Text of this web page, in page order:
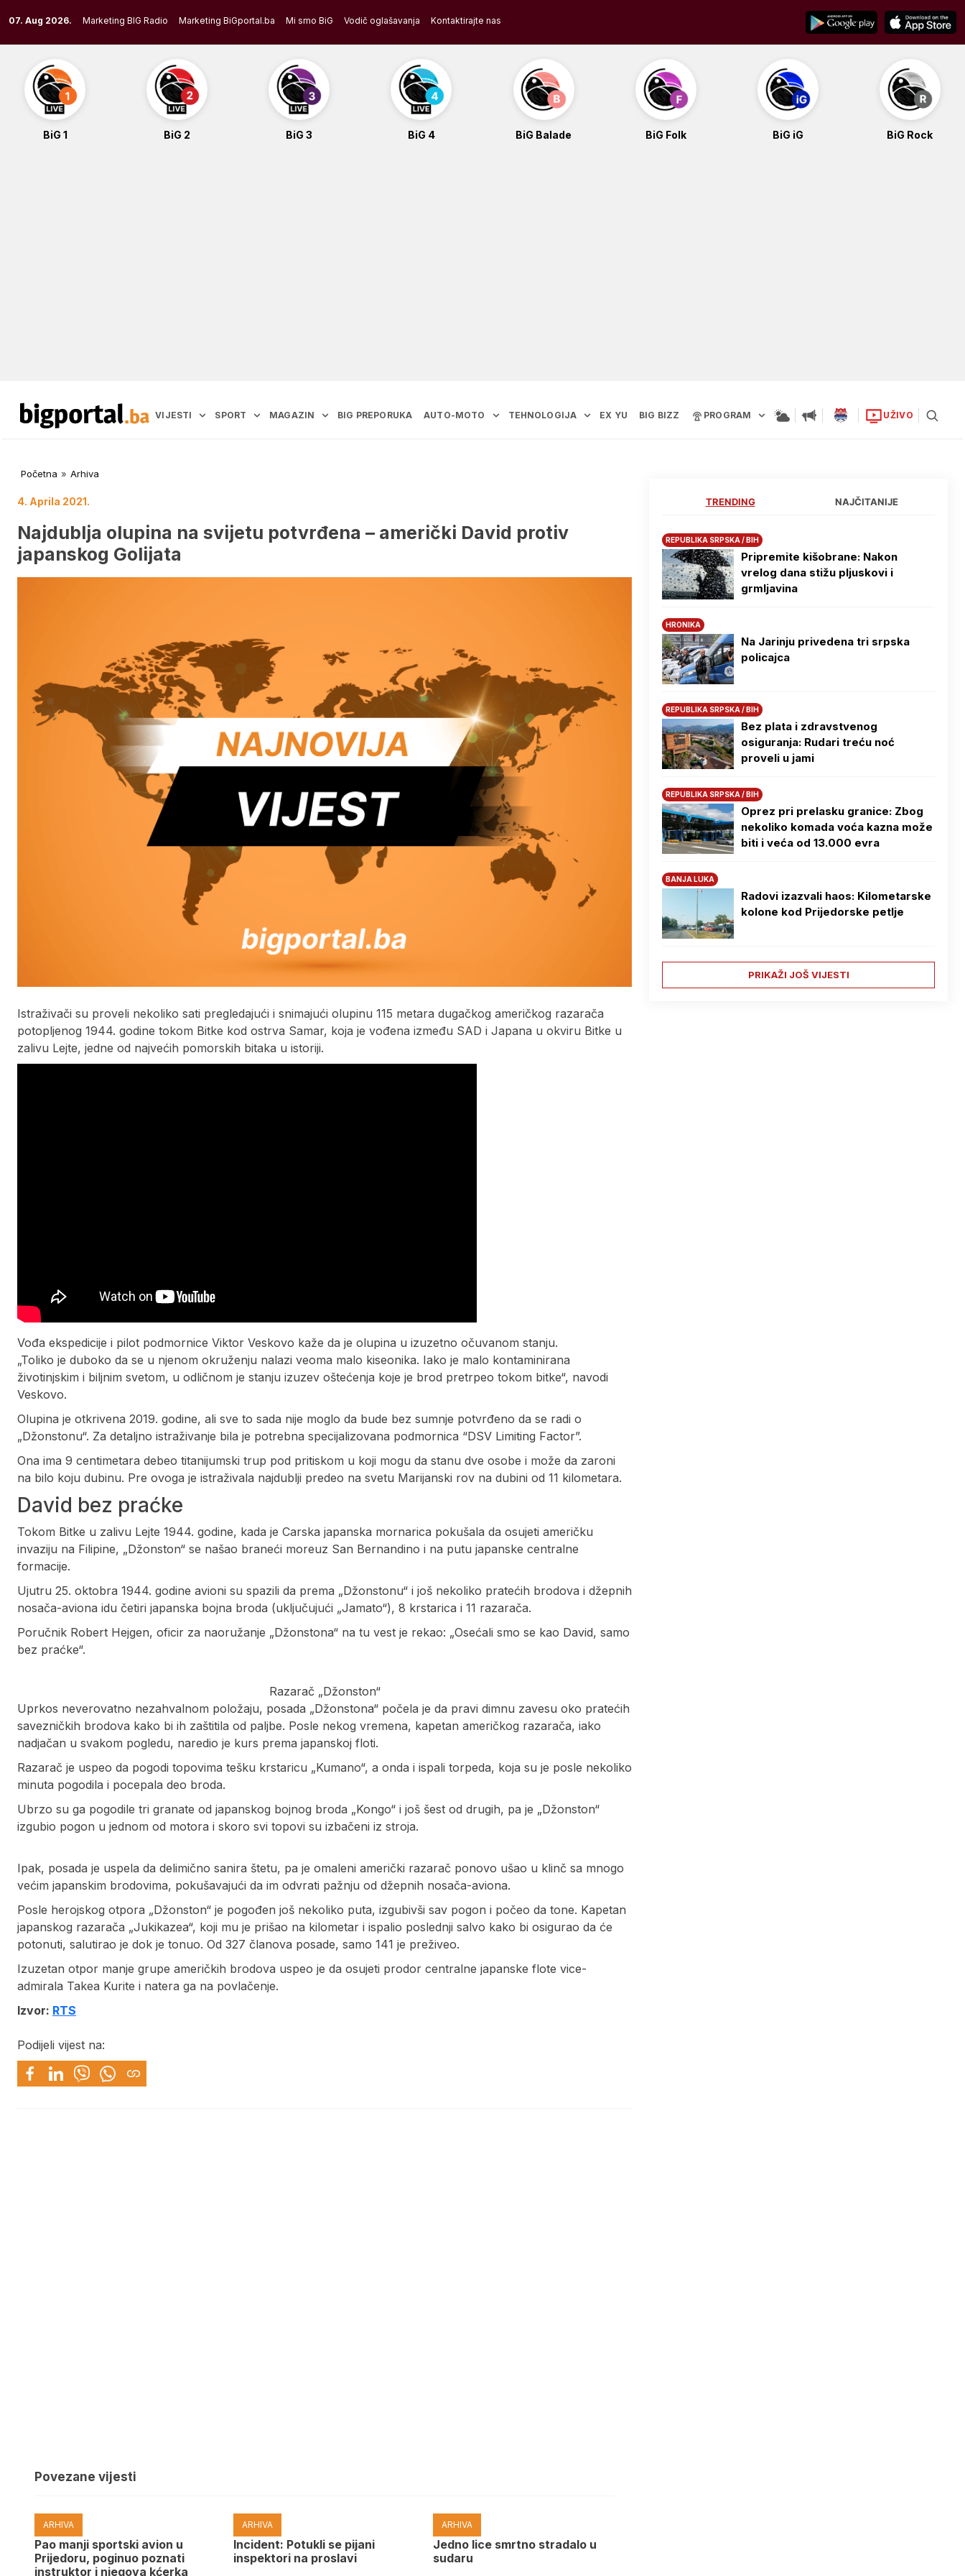
to
content
07. Aug 2026. Marketing BIG Radio Marketing BiGportal.ba Mi smo BiG Vodič oglašavanja Kontaktirajte nas
BiG 1 BiG 2 BiG 3 BiG 4 BiG Balade BiG Folk BiG iG BiG Rock
VIJESTI SPORT MAGAZIN BIG PREPORUKA AUTO-MOTO TEHNOLOGIJA EX YU BIG BIZZ PROGRAM UŽIVO
Početna » Arhiva
4. Aprila 2021.
Najdublja olupina na svijetu potvrđena – američki David protiv
japanskog Golijata
Istraživači su proveli nekoliko sati pregledajući i snimajući olupinu 115 metara dugačkog američkog razarača
potopljenog 1944. godine tokom Bitke kod ostrva Samar, koja je vođena između SAD i Japana u okviru Bitke u
zalivu Lejte, jedne od najvećih pomorskih bitaka u istoriji.
Vođa ekspedicije i pilot podmornice Viktor Veskovo kaže da je olupina u izuzetno očuvanom stanju.
„Toliko je duboko da se u njenom okruženju nalazi veoma malo kiseonika. Iako je malo kontaminirana
životinjskim i biljnim svetom, u odličnom je stanju izuzev oštećenja koje je brod pretrpeo tokom bitke“, navodi
Veskovo.
Olupina je otkrivena 2019. godine, ali sve to sada nije moglo da bude bez sumnje potvrđeno da se radi o
„Džonstonu“. Za detaljno istraživanje bila je potrebna specijalizovana podmornica “DSV Limiting Factor”.
Ona ima 9 centimetara debeo titanijumski trup pod pritiskom u koji mogu da stanu dve osobe i može da zaroni
na bilo koju dubinu. Pre ovoga je istraživala najdublji predeo na svetu Marijanski rov na dubini od 11 kilometara.
David bez praćke
Tokom Bitke u zalivu Lejte 1944. godine, kada je Carska japanska mornarica pokušala da osujeti američku
invaziju na Filipine, „Džonston“ se našao braneći moreuz San Bernandino i na putu japanske centralne
formacije.
Ujutru 25. oktobra 1944. godine avioni su spazili da prema „Džonstonu“ i još nekoliko pratećih brodova i džepnih
nosača-aviona idu četiri japanska bojna broda (uključujući „Jamato“), 8 krstarica i 11 razarača.
Poručnik Robert Hejgen, oficir za naoružanje „Džonstona“ na tu vest je rekao: „Osećali smo se kao David, samo
bez praćke“.
Razarač „Džonston“
Uprkos neverovatno nezahvalnom položaju, posada „Džonstona“ počela je da pravi dimnu zavesu oko pratećih
savezničkih brodova kako bi ih zaštitila od paljbe. Posle nekog vremena, kapetan američkog razarača, iako
nadjačan u svakom pogledu, naredio je kurs prema japanskoj floti.
Razarač je uspeo da pogodi topovima tešku krstaricu „Kumano“, a onda i ispali torpeda, koja su je posle nekoliko
minuta pogodila i pocepala deo broda.
Ubrzo su ga pogodile tri granate od japanskog bojnog broda „Kongo“ i još šest od drugih, pa je „Džonston“
izgubio pogon u jednom od motora i skoro svi topovi su izbačeni iz stroja.
Ipak, posada je uspela da delimično sanira štetu, pa je omaleni američki razarač ponovo ušao u klinč sa mnogo
većim japanskim brodovima, pokušavajući da im odvrati pažnju od džepnih nosača-aviona.
Posle herojskog otpora „Džonston“ je pogođen još nekoliko puta, izgubivši sav pogon i počeo da tone. Kapetan
japanskog razarača „Jukikazea“, koji mu je prišao na kilometar i ispalio poslednji salvo kako bi osigurao da će
potonuti, salutirao je dok je tonuo. Od 327 članova posade, samo 141 je preživeo.
Izuzetan otpor manje grupe američkih brodova uspeo je da osujeti prodor centralne japanske flote vice-
admirala Takea Kurite i natera ga na povlačenje.
Izvor: RTS
Podijeli vijest na:
Povezane vijesti
ARHIVA
Pao manji sportski avion u
Prijedoru, poginuo poznati
instruktor i njegova kćerka
ARHIVA
Incident: Potukli se pijani
inspektori na proslavi
ARHIVA
Јedno lice smrtno stradalo u
sudaru
TRENDING NAJČITANIJE
REPUBLIKA SRPSKA / BIH
Pripremite kišobrane: Nakon
vrelog dana stižu pljuskovi i
grmljavina
HRONIKA
Na Јarinju privedena tri srpska
policajca
REPUBLIKA SRPSKA / BIH
Bez plata i zdravstvenog
osiguranja: Rudari treću noć
proveli u jami
REPUBLIKA SRPSKA / BIH
Oprez pri prelasku granice: Zbog
nekoliko komada voća kazna može
biti i veća od 13.000 evra
BANJA LUKA
Radovi izazvali haos: Kilometarske
kolone kod Prijedorske petlje
PRIKAŽI JOŠ VIJESTI